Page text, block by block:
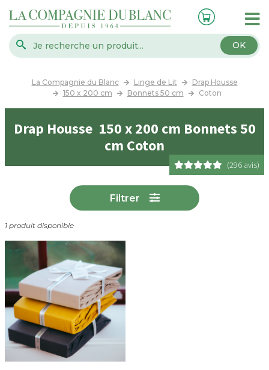
OK
La Compagnie du Blanc Linge de Lit
Drap Housse
150 x 200 cm
Bonnets 50 cm Coton
Drap Housse 150 x 200 cm Bonnets 50
cm Coton
(296 avis)
Filtrer
1 produit disponible